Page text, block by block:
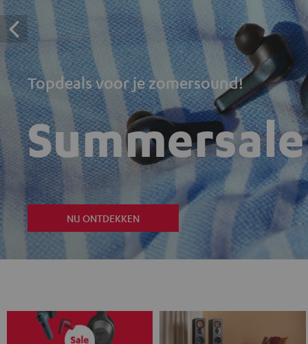
Topdeals voor je zomersound!
Summersale
NU ONTDEKKEN